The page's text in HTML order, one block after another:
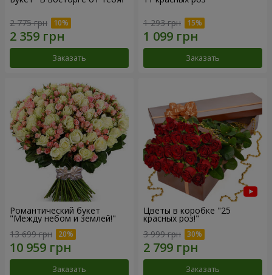
2 775 грн
Заказать
1 293 грн
Заказать
Романтический букет
"Между небом и землей!"
13 699 грн
Заказать
Цветы в коробке "25
красных роз!"
3 999 грн
Заказать